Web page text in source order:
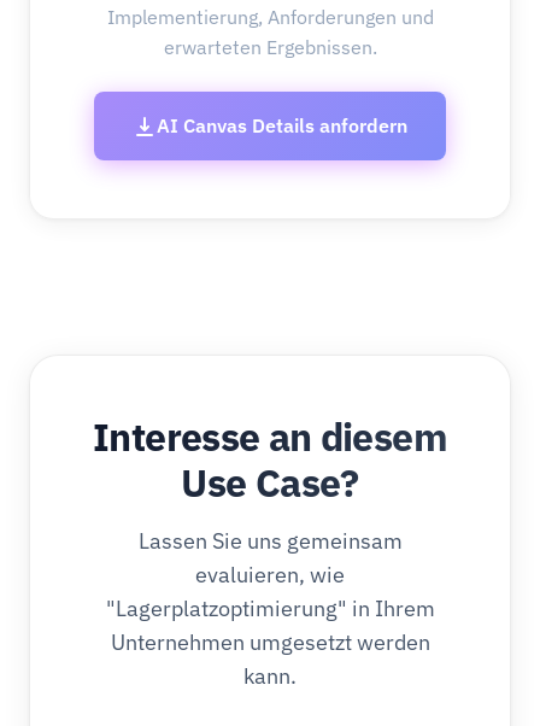
Implementierung, Anforderungen und
erwarteten Ergebnissen.
AI Canvas Details anfordern
Interesse an diesem
Use Case?
Lassen Sie uns gemeinsam
evaluieren, wie
"Lagerplatzoptimierung" in Ihrem
Unternehmen umgesetzt werden
kann.